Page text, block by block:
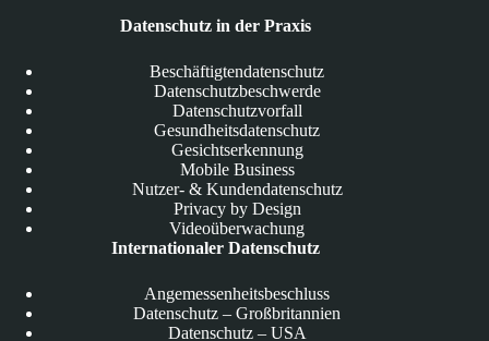
Datenschutz in der Praxis
Beschäftigtendatenschutz
Datenschutzbeschwerde
Datenschutzvorfall
Gesundheitsdatenschutz
Gesichtserkennung
Mobile Business
Nutzer- & Kundendatenschutz
Privacy by Design
Videoüberwachung
Internationaler Datenschutz
Angemessenheitsbeschluss
Datenschutz – Großbritannien
Datenschutz – USA